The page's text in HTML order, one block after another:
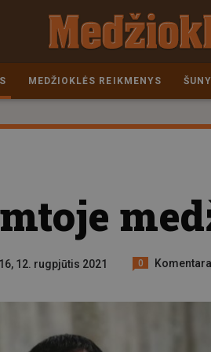
MEDŽIOKLĖS REIKMENYS
12. rugpjūtis 2021 0